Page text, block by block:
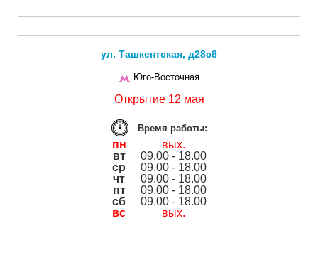
ул. Ташкентская, д28с8
Юго-Восточная
Открытие 12 мая
Время работы:
пн
вых.
вт
09.00 - 18.00
ср
09.00 - 18.00
чт
09.00 - 18.00
пт
09.00 - 18.00
сб
09.00 - 18.00
вс
вых.